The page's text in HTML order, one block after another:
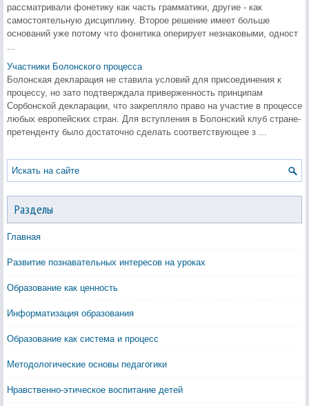
рассматривали фонетику как часть грамматики, другие - как
самостоятельную дисциплину. Второе решение имеет больше
оснований уже потому что фонетика оперирует незнаковыми, одност
...
Участники Болонского процесса
Болонская декларация не ставила условий для присоединения к
процессу, но зато подтверждала приверженность принципам
Сорбонской декларации, что закрепляло право на участие в процессе
любых европейских стран. Для вступления в Болонский клуб стране-
претенденту было достаточно сделать соответствующее з ...
Разделы
Главная
Развитие познавательных интересов на уроках
Образование как ценность
Информатизация образования
Образование как система и процесс
Методологические основы педагогики
Нравственно-этическое воспитание детей